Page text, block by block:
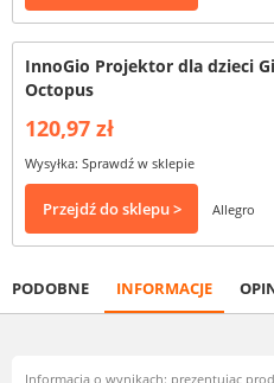
InnoGio Projektor dla dzieci
Octopus
120,97 zł
Wysyłka: Sprawdź w sklepie
Przejdź do sklepu > Allegro
PODOBNE INFORMACJE
Informacja o wynikach: prezentując